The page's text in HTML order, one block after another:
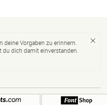
deine Vorgaben zu erinnern.
du dich damit einverstanden.